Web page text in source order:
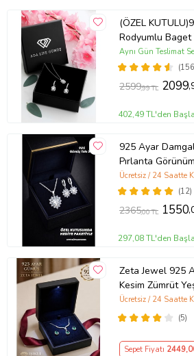
(ÖZEL
Rodyumlu Baget
Aynı Gün Teslimat
2599,99 TL 2099
402,49 TL'den
925 Ayar
Pırlanta Görünümlü
Küpe Takı Seti
(12)
Ücretsiz / 24 Saatte
2365,00 TL 1550
297,08 TL'den
Zeta Jewel 925
Kesim Zümrüt
Kolye Küpe Seti
Hediye Kutulu (5)
Ücretsiz / 24 Saatte
Sepet Fiyatı 2449